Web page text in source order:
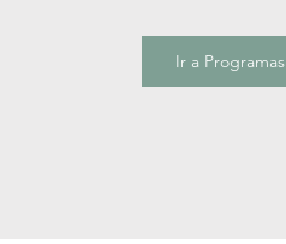
Ir a Programas